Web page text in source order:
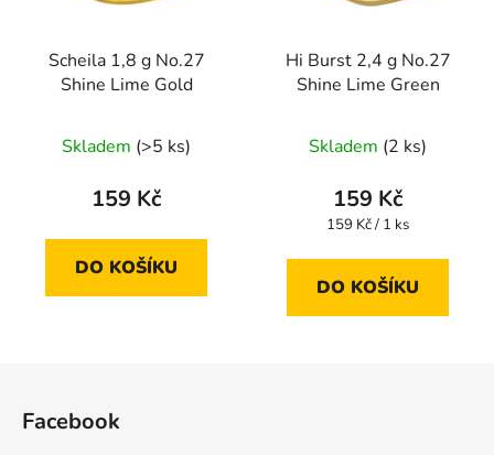
Scheila 1,8 g No.27
Shine Lime Gold
Skladem (>5 ks)
159 Kč
DO KOŠÍKU
Hi Burst 2,4 g No.27
Shine Lime Green
Skladem (2 ks)
159 Kč
Měrná
159 Kč / 1 ks
DO KOŠÍKU
Facebook